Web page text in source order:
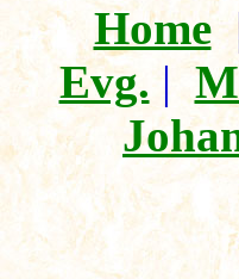
Home
Evg. |